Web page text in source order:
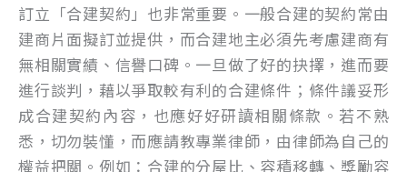
訂立「合建契約」也非常重要。一般合建的契約常由
建商片面擬訂並提供，而合建地主必須先考慮建商有
無相關實績、信譽口碑。一旦做了好的抉擇，進而要
進行談判，藉以爭取較有利的合建條件；條件議妥形
成合建契約內容，也應好好研讀相關條款。若不熟
悉，切勿裝懂，而應請教專業律師，由律師為自己的
權益把關。例如：合建的分屋比、容積移轉、獎勵容